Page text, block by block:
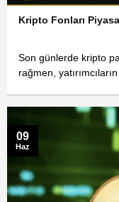
Kripto Fonları
Son günlerde kripto
rağmen,
09
Haz